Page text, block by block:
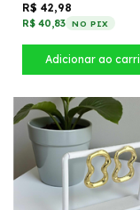
R$ 42,98
R$ 40,83 NO PIX